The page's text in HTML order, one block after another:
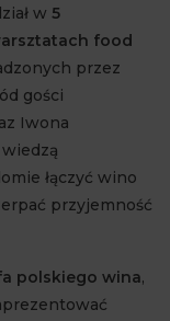
w 5
food
przez
gości
Iwona
łączyć wino
przyjemność
polskiego wina,